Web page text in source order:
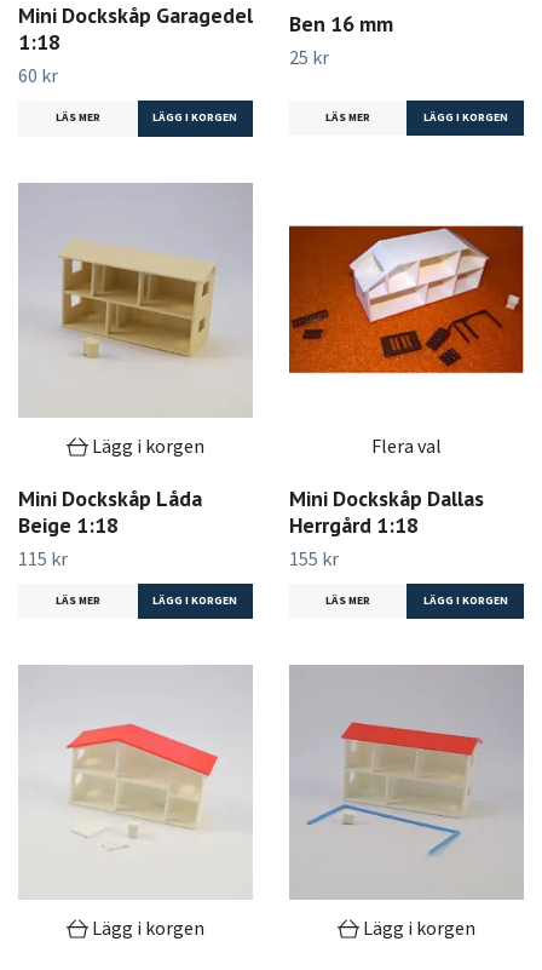
Mini Dockskåp Garagedel
1:18
60 kr
LÄS MER
Ben 16 mm
25 kr
LÄS MER LÄGG I KORGEN
Lägg i korgen
Mini Dockskåp Låda
Beige 1:18
115 kr
LÄS MER
Flera val
Mini Dockskåp Dallas
Herrgård 1:18
155 kr
LÄS MER LÄGG I KORGEN
Lägg i korgen Lägg i korgen